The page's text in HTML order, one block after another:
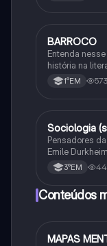
Português
BARROCO
Entenda
história na
1°EM 573
Sociologia
Sociologia
Pensadores
Emile Durkheim
3°EM
Conteúdos
Português
MAPAS